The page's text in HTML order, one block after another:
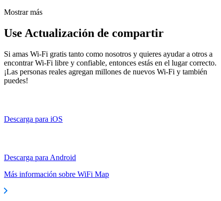
Mostrar más
Use Actualización de compartir
Si amas Wi-Fi gratis tanto como nosotros y quieres ayudar a otros a
encontrar Wi-Fi libre y confiable, entonces estás en el lugar correcto.
¡Las personas reales agregan millones de nuevos Wi-Fi y también
puedes!
Descarga para iOS
Descarga para Android
Más información sobre WiFi Map